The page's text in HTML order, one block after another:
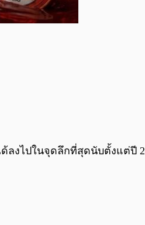
งไปในจุดลึกที่สุดนับตั้งแต่ปี